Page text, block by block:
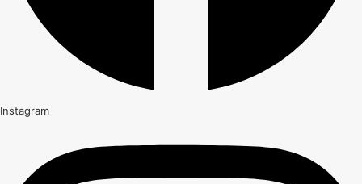
Instagram